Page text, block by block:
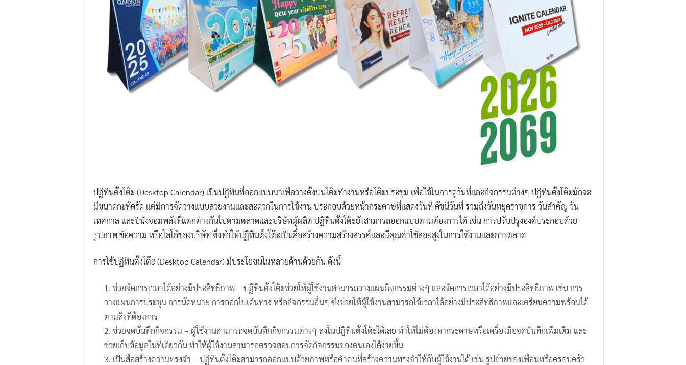
ปฏิทินตั้งโต๊ะ (Desktop Calendar) เป็นปฏิทินที่ออกแบบมาเพื่อวางตั้งบนโต๊ะทำงานหรือโต๊ะประชุม เพื่อใช้ในการดูวันที่และกิจกรรมต่างๆ ปฏิทินตั้งโต๊ะมักจะ
มีขนาดกะทัดรัด แต่มีการจัดวางแบบสวยงามและสะดวกในการใช้งาน ประกอบด้วยหน้ากระดาษที่แสดงวันที่ ดัชนีวันที่ รวมถึงวันหยุดราชการ วันสำคัญ วัน
เทศกาล และปีนังจอมพลังที่แตกต่างกันไปตามตลาดและบริษัทผู้ผลิต ปฏิทินตั้งโต๊ะยังสามารถออกแบบตามต้องการได้ เช่น การปรับปรุงองค์ประกอบด้วย
รูปภาพ ข้อความ หรือโลโก้ของบริษัท ซึ่งทำให้ปฏิทินตั้งโต๊ะเป็นสื่อสร้างความสร้างสรรค์และมีคุณค่าใช้สอยสูงในการใช้งานและการตลาด
การใช้ปฏิทินตั้งโต๊ะ (Desktop Calendar) มีประโยชน์ในหลายด้านด้วยกัน ดังนี้
ช่วยจัดการเวลาได้อย่างมีประสิทธิภาพ – ปฏิทินตั้งโต๊ะช่วยให้ผู้ใช้งานสามารถวางแผนกิจกรรมต่างๆ และจัดการเวลาได้อย่างมีประสิทธิภาพ เช่น การ
วางแผนการประชุม การนัดหมาย การออกไปเดินทาง หรือกิจกรรมอื่นๆ ซึ่งช่วยให้ผู้ใช้งานสามารถใช้เวลาได้อย่างมีประสิทธิภาพและเตรียมความพร้อมได้
ตามสิ่งที่ต้องการ
ช่วยจดบันทึกกิจกรรม – ผู้ใช้งานสามารถจดบันทึกกิจกรรมต่างๆ ลงในปฏิทินตั้งโต๊ะได้เลย ทำให้ไม่ต้องหากระดาษหรือเครื่องมือจดบันทึกเพิ่มเติม และ
ช่วยเก็บข้อมูลในที่เดียวกัน ทำให้ผู้ใช้งานสามารถตรวจสอบการจัดกิจกรรมของตนเองได้ง่ายขึ้น
เป็นสื่อสร้างความทรงจำ – ปฏิทินตั้งโต๊ะสามารถออกแบบด้วยภาพหรือคำคมที่สร้างความทรงจำให้กับผู้ใช้งานได้ เช่น รูปถ่ายของเพื่อนหรือครอบครัว